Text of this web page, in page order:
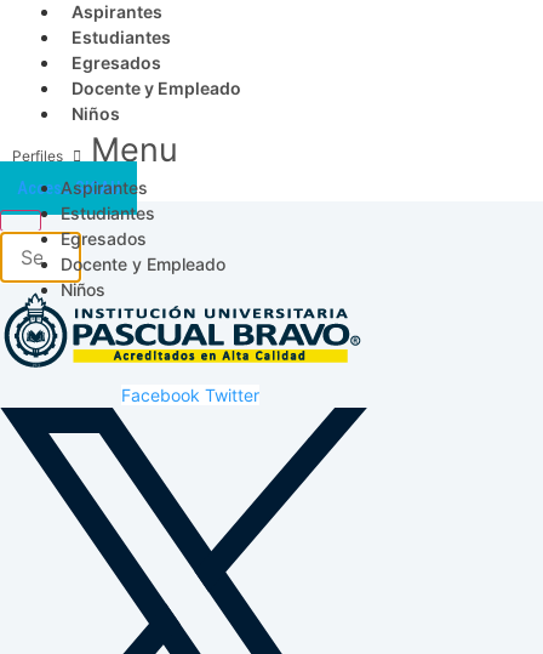
Aspirantes
Estudiantes
Egresados
Docente y Empleado
Niños
Menu
Aspirantes
Estudiantes
Egresados
Docente y Empleado
Niños
Acceso SICAU
Facebook Twitter